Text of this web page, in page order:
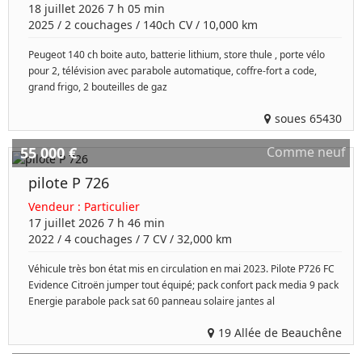
18 juillet 2026 7 h 05 min
2025 / 2 couchages / 140ch CV / 10,000 km
Peugeot 140 ch boite auto, batterie lithium, store thule , porte vélo
pour 2, télévision avec parabole automatique, coffre-fort a code,
grand frigo, 2 bouteilles de gaz
soues 65430
55 000 € Comme neuf
pilote P 726
Vendeur : Particulier
17 juillet 2026 7 h 46 min
2022 / 4 couchages / 7 CV / 32,000 km
Véhicule très bon état mis en circulation en mai 2023. Pilote P726 FC
Evidence Citroën jumper tout équipé; pack confort pack media 9 pack
Energie parabole pack sat 60 panneau solaire jantes al
19 Allée de Beauchêne